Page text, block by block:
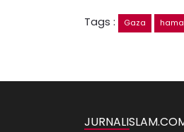
Tags : Gaza